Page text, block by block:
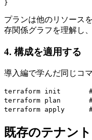
プランは他のリソース
存関係グラフを理解し
4. 構成を適用する
導入編で学んだ同じコ
terraform init       # プロ
terraform plan       # 作成
既存のテナン